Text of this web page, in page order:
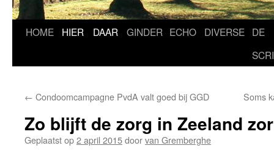
HOME HIER DAAR GINDER ECHO DIVERSE DE
← Condoomcampagne PvdA valt goed bij GGD Soms
Zo blijft de zorg in Zeeland
Geplaatst op2 april 2015doorvan Gremberghe